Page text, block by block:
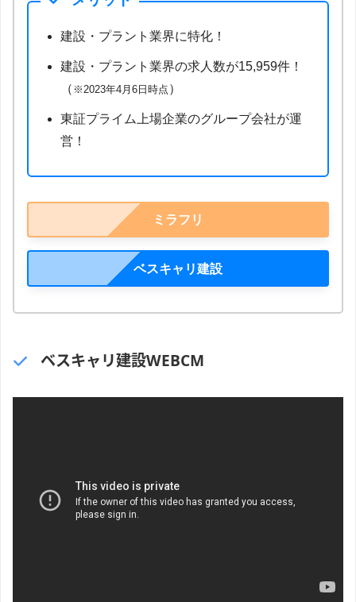
建設・プラント業界に特化！
建設・プラント業界の求人数が15,959件！
（ ※2023年4月6日時点 ）
東証プライム上場企業のグループ会社が運
営！
ミラフリ
ベスキャリ建設
ベスキャリ建設WEBCM